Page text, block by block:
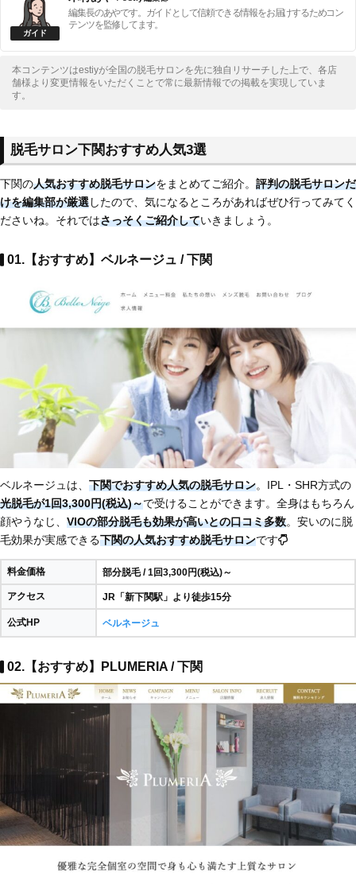
編集長のあやです。ガイドとして信頼できる情報をお届けするためコン
テンツを監修してます。
本コンテンツはestiyが全国の脱毛サロンを先に独自リサーチした上で、各店
舗様より変更情報をいただくことで常に最新情報での掲載を実現していま
す。
脱毛サロン下関おすすめ人気3選
下関の人気おすすめ脱毛サロンをまとめてご紹介。 評判の脱毛サロンだ
けを編集部が厳選したので、気になるところがあればぜひ行ってみてく
ださいね。それではさっそくご紹介していきましょう。
01.【おすすめ】ベルネージュ / 下関
ベルネージュは、 下関でおすすめ人気の脱毛サロン。IPL・SHR方式の
光脱毛が1回3,300円(税込)～で受けることができます。全身はもちろん
顔やうなじ、 VIOの部分脱毛も効果が高いとの口コミ多数。安いのに脱
毛効果が実感できる下関の人気おすすめ脱毛サロンです
料金価格 部分脱毛 / 1回3,300円(税込)～
アクセス JR「新下関駅」より徒歩15分
公式HP ベルネージュ
02.【おすすめ】PLUMERIA / 下関